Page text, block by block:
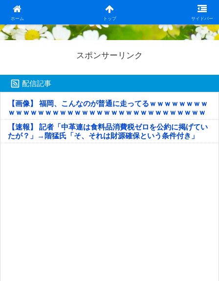
ホーム トップ サイドバー
日本第一！ニュース録
スポンサーリンク
配信記事
【画像】 福岡、こんなのが普通に走ってるｗｗｗｗｗｗｗｗ
ｗｗｗｗｗｗｗｗｗｗｗｗｗｗｗｗｗｗｗｗｗｗｗｗｗｗｗ
ｗｗｗｗｗ
【速報】 記者「中革連は食料品消費税ゼロを公約に掲げてい
たが？」→階猛氏「そ、それは財源確保という条件付き」